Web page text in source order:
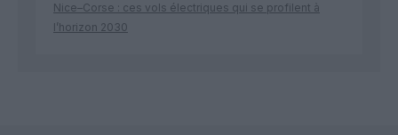
Nice–Corse : ces vols électriques qui se profilent à
l’horizon 2030